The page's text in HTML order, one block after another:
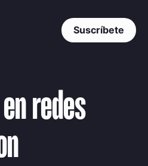
Suscríbete
en redes